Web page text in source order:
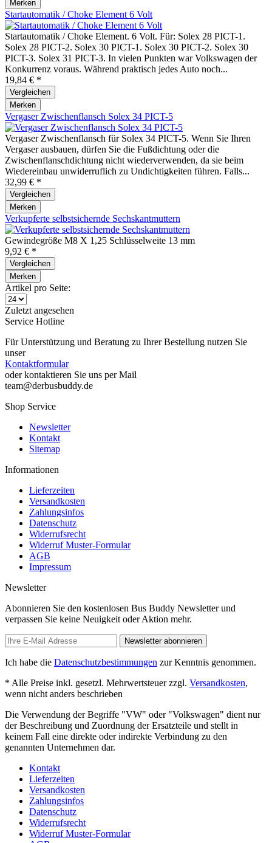
Merken
Startautomatik / Choke Element 6 Volt
Startautomatik / Choke Element. 6 Volt. Für: Solex 28 PICT-1.
Solex 28 PICT-2. Solex 30 PICT-1. Solex 30 PICT-2. Solex 30
PICT-3. Solex 31 PICT-3. In vielen Punkten war Volkswagen der
Konkurrenz voraus. Während praktisch jedes Auto noch...
19,84 € *
Vergleichen
Merken
Vergaser Zwischenflansch Solex 34 PICT-5
Vergaser Zwischenflansch für Solex 34 PICT-5. Wenn Sie Ihren
Vergaser ausbauen, dürfen Sie die Fußdichtung oder die
Zwischenflanschdichtung nicht wiederverwenden, da sie beim
Wiedereinbau unwiderruflich zu Undichtigkeiten führen. Falls...
32,99 € *
Vergleichen
Merken
Verkupferte selbstsichernde Sechskantmuttern
Gewindegröße M8 X 1,25 Schlüsselweite 13 mm
9,92 € *
Vergleichen
Merken
Artikel pro Seite:
Zuletzt angesehen
Service Hotline
Für Unterstützung und Beratung zu Ihrer Bestellung nutzen Sie
unser
Kontaktformular
oder kontaktieren Sie uns per Mail
team@derbusbuddy.de
Shop Service
Newsletter
Kontakt
Sitemap
Informationen
Lieferzeiten
Versandkosten
Zahlungsinfos
Datenschutz
Widerrufsrecht
Widerruf Muster-Formular
AGB
Impressum
Newsletter
Abonnieren Sie den kostenlosen Bus Buddy Newsletter und
verpassen Sie keine Neuigkeit oder Aktion mehr.
Newsletter abonnieren
Ich habe die Datenschutzbestimmungen zur Kenntnis genommen.
* Alle Preise inkl. gesetzl. Mehrwertsteuer zzgl. Versandkosten,
wenn nicht anders beschrieben
Die Verwendung der Begriffe "VW" oder "Volkswagen" dient nur
der Beschreibung und Zuordnung der Ersatzteile und stellt in
keinem Fall eine direkte oder indirekte Verbindung zu den
genannten Unternehmen dar.
Kontakt
Lieferzeiten
Versandkosten
Zahlungsinfos
Datenschutz
Widerrufsrecht
Widerruf Muster-Formular